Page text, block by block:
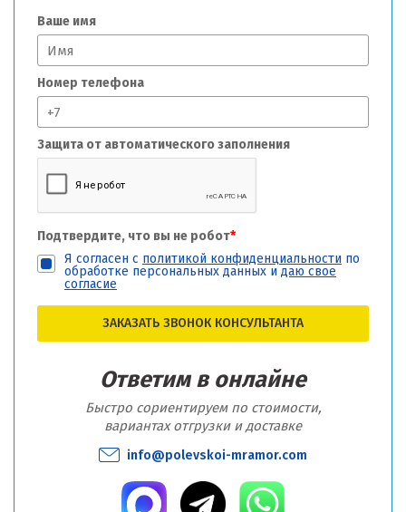
Ваше имя
Номер телефона
Защита от автоматического заполнения
Подтвердите, что вы не робот*
Я согласен с политикой конфиденциальности по
обработке персональных данных и даю свое
согласие
ЗАКАЗАТЬ ЗВОНОК КОНСУЛЬТАНТА
Ответим в онлайне
Быстро сориентируем по стоимости,
вариантах отгрузки и доставке
info@polevskoi-mramor.com